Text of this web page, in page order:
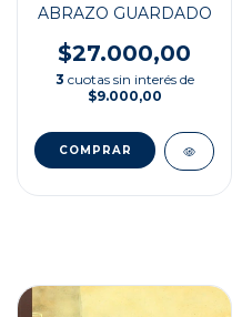
ABRAZO GUARDADO
$27.000,00
3 cuotas sin interés de
$9.000,00